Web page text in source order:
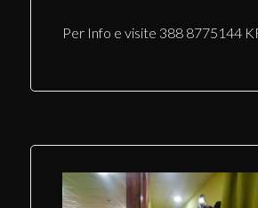
Per Info e visite 388 8775144